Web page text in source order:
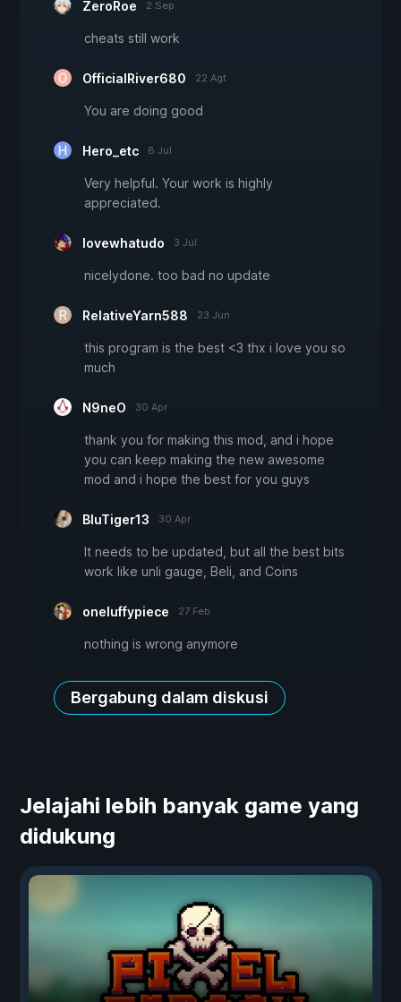
ZeroRoe 2 Sep
cheats still work
OfficialRiver680 22 Agt
You are doing good
Hero_etc 8 Jul
Very helpful. Your work is highly
appreciated.
lovewhatudo 3 Jul
nicelydone. too bad no update
RelativeYarn588 23 Jun
this program is the best <3 thx i love you so
much
N9neO 30 Apr
thank you for making this mod, and i hope
you can keep making the new awesome
mod and i hope the best for you guys
BluTiger13 30 Apr
It needs to be updated, but all the best bits
work like unli gauge, Beli, and Coins
oneluffypiece 27 Feb
nothing is wrong anymore
Bergabung dalam diskusi
Jelajahi lebih banyak game yang
didukung